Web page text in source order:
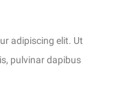
adipiscing elit. Ut
pulvinar dapibus